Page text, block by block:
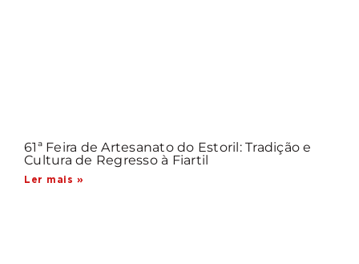
61ª Feira de Artesanato do Estoril: Tradição e
Cultura de Regresso à Fiartil
Ler mais »